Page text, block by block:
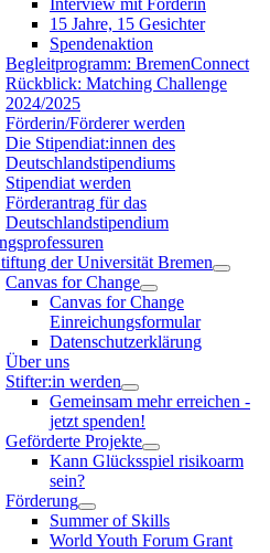
15 Jahre, 15 Gesichter
Spendenaktion
Begleitprogramm: BremenConnect
Rückblick: Matching Challenge
2024/2025
Förderin/Förderer werden
Die Stipendiat:innen des
Deutschlandstipendiums
Stipendiat werden
Förderantrag für das
Deutschlandstipendium
der Universität Bremen
Canvas for Change
Canvas for Change
Einreichungsformular
Datenschutzerklärung
Über uns
Stifter:in werden
Gemeinsam mehr erreichen -
jetzt spenden!
Geförderte Projekte
Kann Glücksspiel risikoarm
sein?
Förderung
Summer of Skills
World Youth Forum Grant